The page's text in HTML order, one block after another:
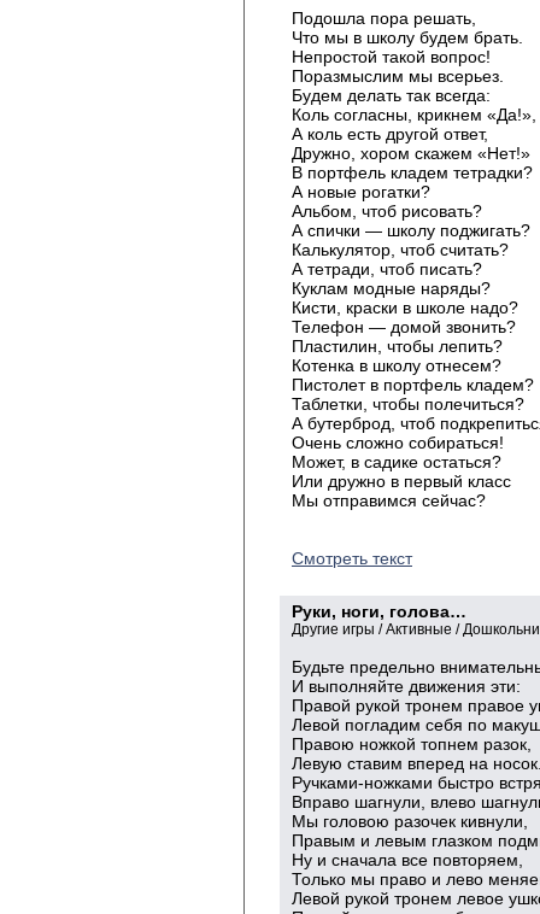
Подошла пора решать,
Что мы в школу будем брать.
Непростой такой вопрос!
Поразмыслим мы всерьез.
Будем делать так всегда:
Коль согласны, крикнем «Да!»,
А коль есть другой ответ,
Дружно, хором скажем «Нет!»
В портфель кладем тетрадки?
А новые рогатки?
Альбом, чтоб рисовать?
А спички — школу поджигать?
Калькулятор, чтоб считать?
А тетради, чтоб писать?
Куклам модные наряды?
Кисти, краски в школе надо?
Телефон — домой звонить?
Пластилин, чтобы лепить?
Котенка в школу отнесем?
Пистолет в портфель кладем?
Таблетки, чтобы полечиться?
А бутерброд, чтоб
Очень сложно собираться!
Может, в садике остаться?
Или дружно в первый класс
Мы отправимся сейчас?
Смотреть текст
Руки, ноги, голова…
Другие игры / Активные /
Будьте предельно
И выполняйте движения эти:
Правой рукой тронем правое
Левой погладим себя по
Правою ножкой топнем разок,
Левую ставим вперед на
Ручками-ножками быстро
Вправо шагнули, влево
Мы головою разочек кивнули,
Правым и левым глазком
Ну и сначала все повторяем,
Только мы право и лево
Левой рукой тронем левое